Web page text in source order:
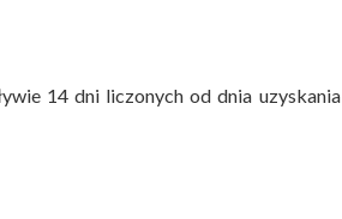
14 dni liczonych od dnia uzyskania